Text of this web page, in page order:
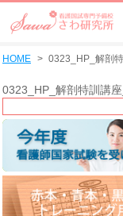
HOME 0323_HP_解剖
0323_HP_解剖特訓講